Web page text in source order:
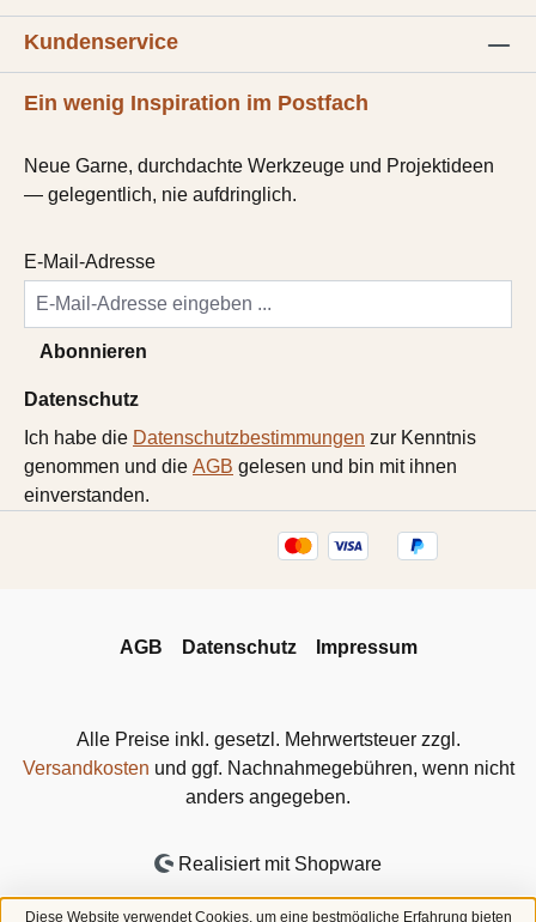
Kundenservice
Ein wenig Inspiration im Postfach
Neue Garne, durchdachte Werkzeuge und Projektideen
— gelegentlich, nie aufdringlich.
E-Mail-Adresse
Abonnieren
Datenschutz
Ich habe die Datenschutzbestimmungen zur Kenntnis
genommen und die AGB gelesen und bin mit ihnen
einverstanden.
AGB Datenschutz Impressum
Alle Preise inkl. gesetzl. Mehrwertsteuer zzgl.
Versandkosten und ggf. Nachnahmegebühren, wenn nicht
anders angegeben.
Realisiert mit Shopware
Diese Website verwendet Cookies, um eine bestmögliche Erfahrung bieten